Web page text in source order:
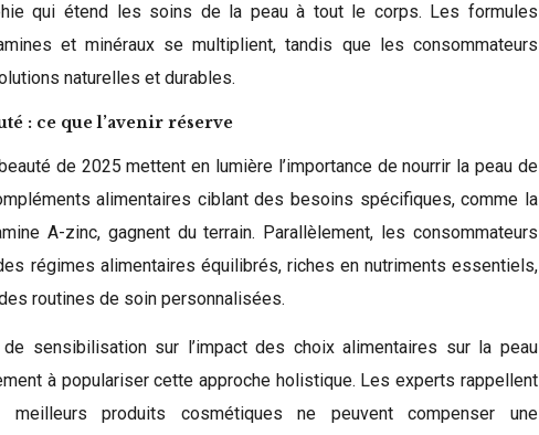
qui étend les soins de la peau à tout le corps. Les formules
et minéraux se multiplient, tandis que les consommateurs
naturelles et durables.
: ce que l’avenir réserve
de 2025 mettent en lumière l’importance de nourrir la peau de
alimentaires ciblant des besoins spécifiques, comme la
A-zinc, gagnent du terrain. Parallèlement, les consommateurs
régimes alimentaires équilibrés, riches en nutriments essentiels,
routines de soin personnalisées.
de sensibilisation sur l’impact des choix alimentaires sur la peau
à populariser cette approche holistique. Les experts rappellent
produits cosmétiques ne peuvent compenser une